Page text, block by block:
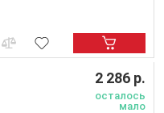
2 286 р.
осталось
мало